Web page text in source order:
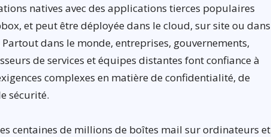
natives avec des applications tierces populaires
et peut être déployée dans le cloud, sur site ou dans
dans le monde, entreprises, gouvernements,
de services et équipes distantes font confiance à
complexes en matière de confidentialité, de
sécurité.
centaines de millions de boîtes mail sur ordinateurs et